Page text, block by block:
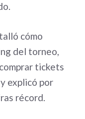
cómo
del torneo,
tickets
explicó por
récord.